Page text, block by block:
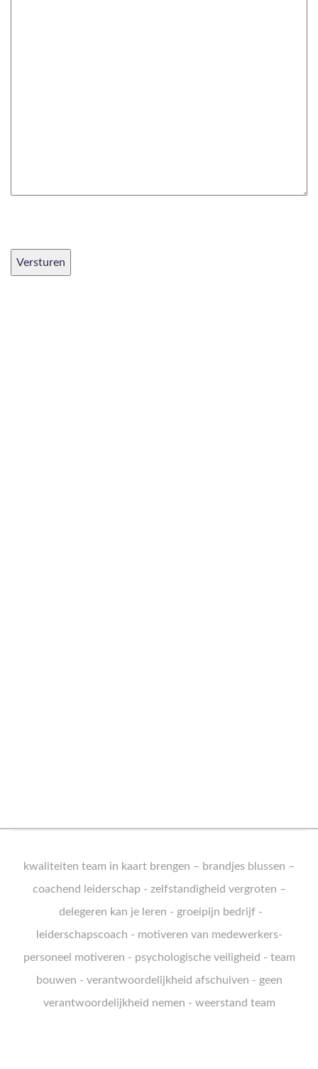
kwaliteiten team in kaart brengen – brandjes blussen –
coachend leiderschap - zelfstandigheid vergroten –
delegeren kan je leren - groeipijn bedrijf-
leiderschapscoach - motiveren van medewerkers-
personeel motiveren - psychologische veiligheid - team
bouwen - verantwoordelijkheid afschuiven - geen
verantwoordelijkheid nemen - weerstand team